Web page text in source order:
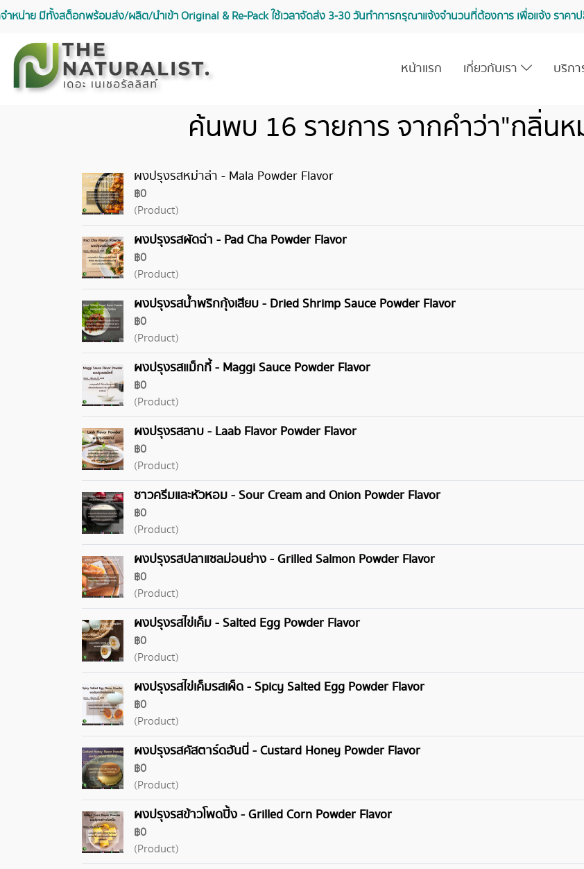
น่าย มีทั้งสต็อกพร้อมส่ง/ผลิต/นำเข้า Original & Re-Pack ใช้เวลาจัดส่ง 3-30 วันทำการ กรุณาแจ้งจำนวนที่ต้องการ เพื่อแจ้ง ราคา
หน้าแรก เกี่ยวกับเรา บริก
ค้นพบ 16 รายการ จากคำว่า"กลิ่น
ผงปรุงรสหม่าล่า - Mala Powder Flavor
฿0
(Product)
ผงปรุงรสผัดฉ่า - Pad Cha Powder Flavor
฿0
(Product)
ผงปรุงรสน้ำพริกกุ้งเสียบ - Dried Shrimp Sauce Powder Flavor
฿0
(Product)
ผงปรุงรสแม็กกี้ - Maggi Sauce Powder Flavor
฿0
(Product)
ผงปรุงรสลาบ - Laab Flavor Powder Flavor
฿0
(Product)
ซาวครีมและหัวหอม - Sour Cream and Onion Powder Flavor
฿0
(Product)
ผงปรุงรสปลาแซลม่อนย่าง - Grilled Salmon Powder Flavor
฿0
(Product)
ผงปรุงรสไข่เค็ม - Salted Egg Powder Flavor
฿0
(Product)
ผงปรุงรสไข่เค็มรสเผ็ด - Spicy Salted Egg Powder Flavor
฿0
(Product)
ผงปรุงรสคัสตาร์ดฮันนี่ - Custard Honey Powder Flavor
฿0
(Product)
ผงปรุงรสข้าวโพดปิ้ง - Grilled Corn Powder Flavor
฿0
(Product)